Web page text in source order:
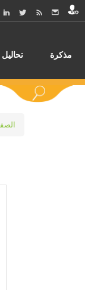
تحاليل مذكرة